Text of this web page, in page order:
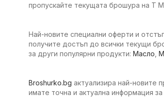
пропускайте текущата брошура на T
Най-новите специални оферти и
получите достъп до всички текущи
за други популярни продукти: Масло
Broshurko.bg актуализира най-новите
имате точна и актуална информация